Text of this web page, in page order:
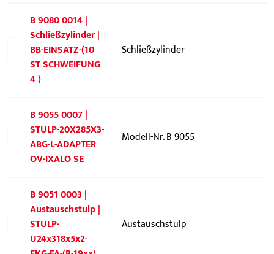
B 9080 0014 |
Schließzylinder |
BB-EINSATZ-(10
ST SCHWEIFUNG
4 )
Schließzylinder
B 9055 0007 |
STULP-20X285X3-
ABG-L-ADAPTER
OV-IXALO SE
Modell-Nr. B 9055
B 9051 0003 |
Austauschstulp |
STULP-
U24x318x5x2-
Austauschstulp